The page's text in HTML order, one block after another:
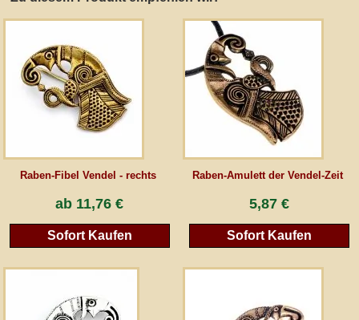
Raben-Fibel Vendel - rechts
ab 11,76 €
Sofort Kaufen
Raben-Amulett der Vendel-Zeit
5,87 €
Sofort Kaufen
Newsletter
eventueller Zölle (bei Nicht-EU-Ländern). Durchgestrichene Preise entsprechen dem
Zur klassischen Website